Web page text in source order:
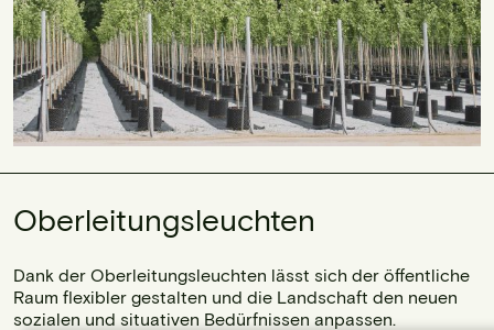
Oberleitungsleuchten
Dank der Oberleitungsleuchten lässt sich der öffentliche
Raum flexibler gestalten und die Landschaft den neuen
sozialen und situativen Bedürfnissen anpassen.